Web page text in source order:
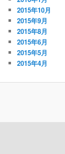
2015年10月
2015年9月
2015年8月
2015年6月
2015年5月
2015年4月